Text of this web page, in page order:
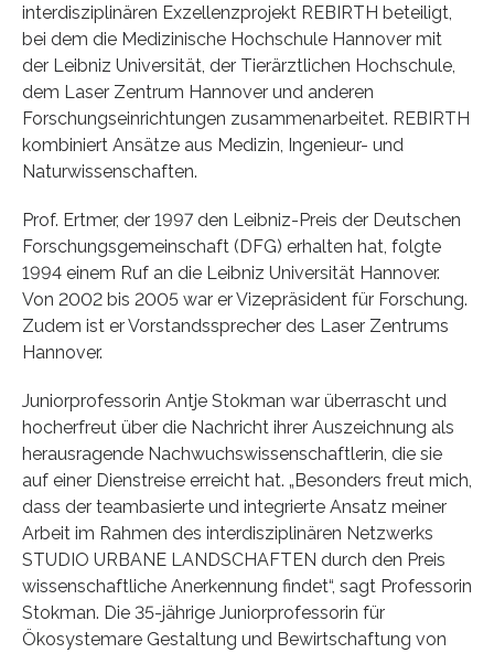
interdisziplinären Exzellenzprojekt REBIRTH beteiligt,
bei dem die Medizinische Hochschule Hannover mit
der Leibniz Universität, der Tierärztlichen Hochschule,
dem Laser Zentrum Hannover und anderen
Forschungseinrichtungen zusammenarbeitet. REBIRTH
kombiniert Ansätze aus Medizin, Ingenieur- und
Naturwissenschaften.
Prof. Ertmer, der 1997 den Leibniz-Preis der Deutschen
Forschungsgemeinschaft (DFG) erhalten hat, folgte
1994 einem Ruf an die Leibniz Universität Hannover.
Von 2002 bis 2005 war er Vizepräsident für Forschung.
Zudem ist er Vorstandssprecher des Laser Zentrums
Hannover.
Juniorprofessorin Antje Stokman war überrascht und
hocherfreut über die Nachricht ihrer Auszeichnung als
herausragende Nachwuchswissenschaftlerin, die sie
auf einer Dienstreise erreicht hat. „Besonders freut mich,
dass der teambasierte und integrierte Ansatz meiner
Arbeit im Rahmen des interdisziplinären Netzwerks
STUDIO URBANE LANDSCHAFTEN durch den Preis
wissenschaftliche Anerkennung findet“, sagt Professorin
Stokman. Die 35-jährige Juniorprofessorin für
Ökosystemare Gestaltung und Bewirtschaftung von